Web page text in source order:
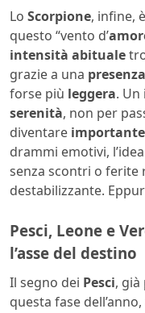
Lo Scorpione, infine,
questo “vento d’
intensità abituale
grazie a una
forse più leggera.
serenità, non per
diventare importante
drammi emotivi,
senza scontri o ferite
destabilizzante.
Pesci, Leone e
l’asse del destino
Il segno dei Pesci,
questa fase